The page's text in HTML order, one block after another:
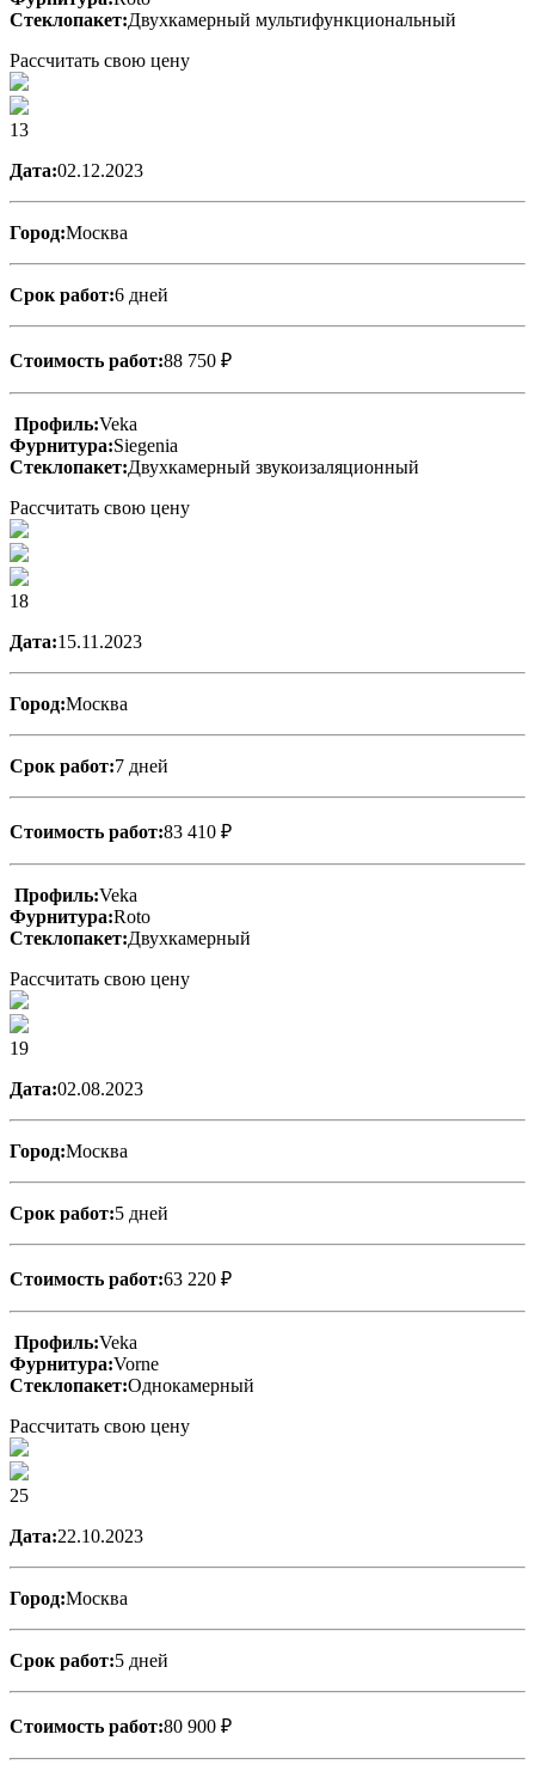
Стеклопакет:Двухкамерный мультифункциональный
Рассчитать свою цену
13
Дата:02.12.2023
Город:Москва
Срок работ:6 дней
Стоимость работ:88 750 ₽
Профиль:Veka
Фурнитура:Siegenia
Стеклопакет:Двухкамерный звукоизаляционный
Рассчитать свою цену
18
Дата:15.11.2023
Город:Москва
Срок работ:7 дней
Стоимость работ:83 410 ₽
Профиль:Veka
Фурнитура:Roto
Стеклопакет:Двухкамерный
Рассчитать свою цену
19
Дата:02.08.2023
Город:Москва
Срок работ:5 дней
Стоимость работ:63 220 ₽
Профиль:Veka
Фурнитура:Vorne
Стеклопакет:Однокамерный
Рассчитать свою цену
25
Дата:22.10.2023
Город:Москва
Срок работ:5 дней
Стоимость работ:80 900 ₽